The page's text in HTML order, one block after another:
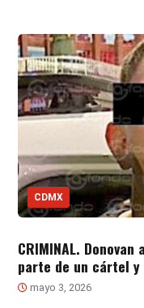
CDMX
CRIMINAL.
parte de un cártel y
mayo 3, 2026